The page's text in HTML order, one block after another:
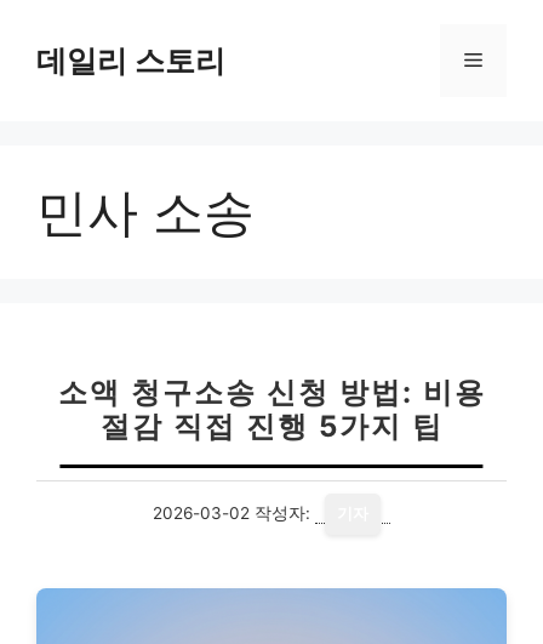
데일리 스토리 메
민사 소송
소액 청구소송 신청 방법: 비용
절감 직접 진행 5가지 팁
2026-03-02 작성자: